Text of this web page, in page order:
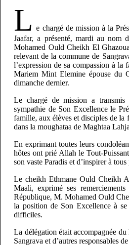
L e chargé de mission à la
Jaafar, a présenté, mardi au nom
Mohamed Ould Cheikh El
relevant de la commune de
l’expression de sa compassion à
Mariem Mint Elemine épouse du
dimanche dernier.
Le chargé de mission a transmis
sympathie de Son Excellence le
famille, aux élèves et disciples de
dans la moughataa de Maghtaa
En exprimant toutes leurs
hôtes ont prié Allah le Tout-
son vaste Paradis et d’inspirer à
Le cheikh Ethmane Ould Cheikh
Maali, exprimé ses
République, M. Mohamed Ould
la position de Son Excellence à
difficiles.
La délégation était accompagnée
Sangrava et d’autres responsables